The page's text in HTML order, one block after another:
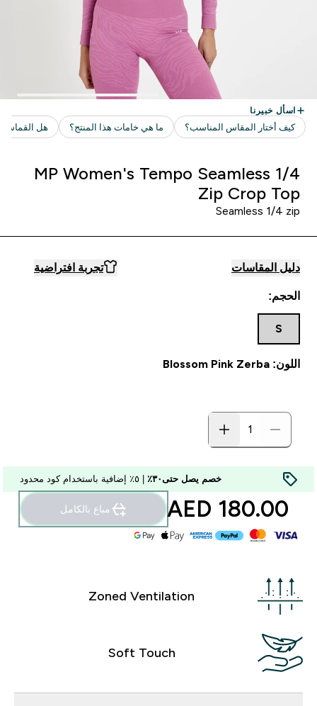
MP Women's Tempo Seamless 1/4
Zip Crop Top
Seamless 1/4 zip
دليل المقاسات تجربة افتراضية
الحجم:
S
اللون: Blossom Pink Zerba
خصم يصل حتى٣٠٪
180.00 AED‎ مباع بالكامل
Zoned Ventilation
Soft Touch